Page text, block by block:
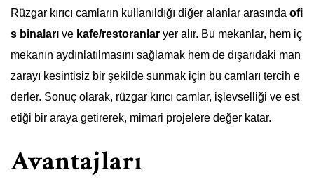
Rüzgar kırıcı camların kullanıldığı diğer alanlar arasında ofi
s binaları ve kafe/restoranlar yer alır. Bu mekanlar, hem iç
mekanın aydınlatılmasını sağlamak hem de dışarıdaki man
zarayı kesintisiz bir şekilde sunmak için bu camları tercih e
derler. Sonuç olarak, rüzgar kırıcı camlar, işlevselliği ve est
etiği bir araya getirerek, mimari projelere değer katar.
Avantajları